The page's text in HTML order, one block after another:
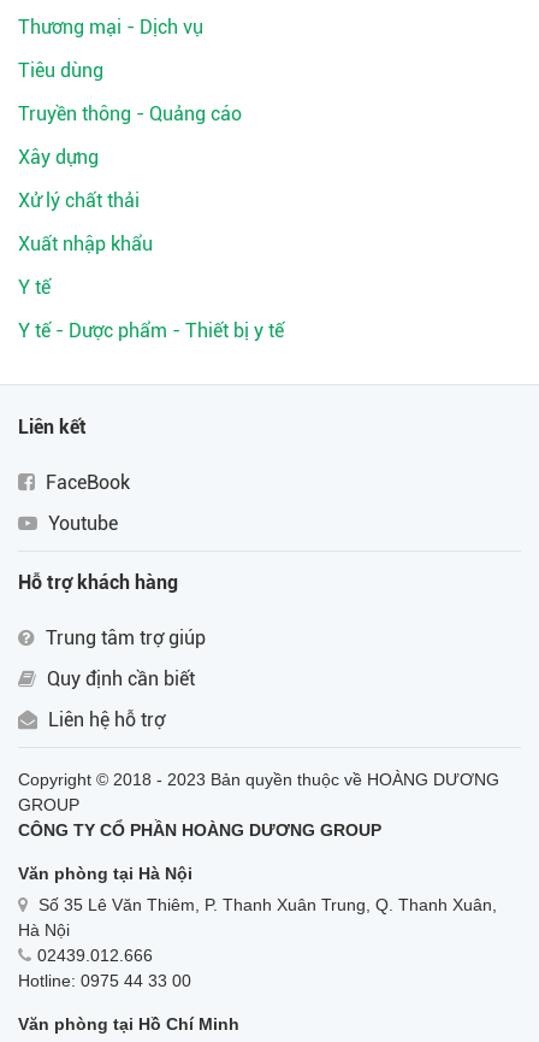
Thương mại - Dịch vụ
Tiêu dùng
Truyền thông - Quảng cáo
Xây dựng
Xử lý chất thải
Xuất nhập khẩu
Y tế
Y tế - Dược phẩm - Thiết bị y tế
Liên kết
FaceBook
Youtube
Hỗ trợ khách hàng
Trung tâm trợ giúp
Quy định cần biết
Liên hệ hỗ trợ
Copyright © 2018 - 2023 Bản quyền thuộc về HOÀNG DƯƠNG
GROUP
CÔNG TY CỔ PHẦN HOÀNG DƯƠNG GROUP
Văn phòng tại Hà Nội
Số 35 Lê Văn Thiêm, P. Thanh Xuân Trung, Q. Thanh Xuân,
Hà Nội
02439.012.666
Hotline: 0975 44 33 00
Văn phòng tại Hồ Chí Minh